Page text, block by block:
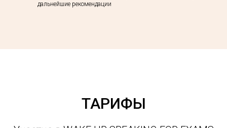
дальнейшие рекомендации
ТАРИФЫ